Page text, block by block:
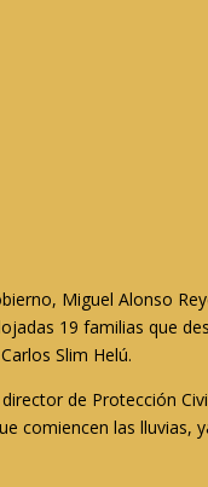
Miguel Alonso
19 familias que
Slim Helú.
de Protección
comiencen las lluvias,